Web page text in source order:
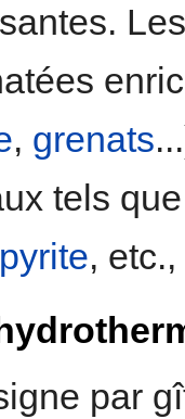
, grenats
tels
,
par